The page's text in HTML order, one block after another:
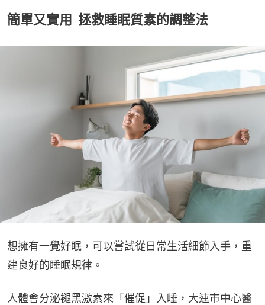
簡單又實用 拯救睡眠質素的調整法
想擁有一覺好眠，可以嘗試從日常生活細節入手，重
建良好的睡眠規律。
人體會分泌褪黑激素來「催促」入睡，大連市中心醫